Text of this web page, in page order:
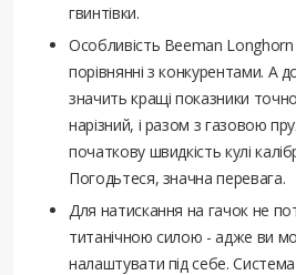
гвинтівки.
Особливість Beeman
порівнянні з конкурентами. А
значить кращі показники
нарізний, і разом з газовою
початкову швидкість кулі
Погодьтеся, значна перевага.
Для натискання на гачок не
титанічною силою - адже ви
налаштувати під себе.